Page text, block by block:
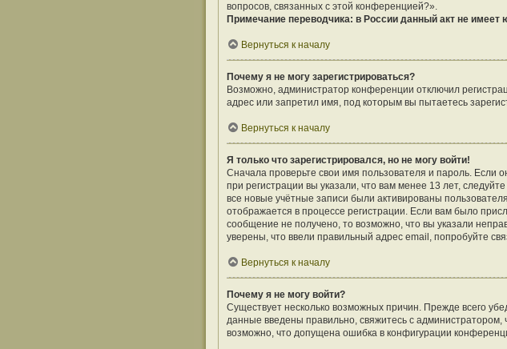
вопросов, связанных с этой конференцией?».
Примечание переводчика: в России данный акт не имеет
Вернуться к началу
Почему я не могу зарегистрироваться?
Возможно, администратор конференции отключил
адрес или запретил имя, под которым вы пытаетесь
Вернуться к началу
Я только что зарегистрировался, но не могу войти!
Сначала проверьте свои имя пользователя и пароль. Если
при регистрации вы указали, что вам менее 13 лет,
все новые учётные записи были активированы
отображается в процессе регистрации. Если вам было
сообщение не получено, то возможно, что вы указали
уверены, что ввели правильный адрес email, попробуйте
Вернуться к началу
Почему я не могу войти?
Существует несколько возможных причин. Прежде всего
данные введены правильно, свяжитесь с
возможно, что допущена ошибка в конфигурации